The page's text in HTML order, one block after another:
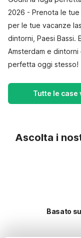
2026 - Prenota le
per le tue vacanze
dintorni, Paesi Bassi.
Amsterdam e
perfetta oggi stesso!
Tutte le case
Ascolta i
Basato